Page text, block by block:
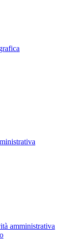
amministrativa